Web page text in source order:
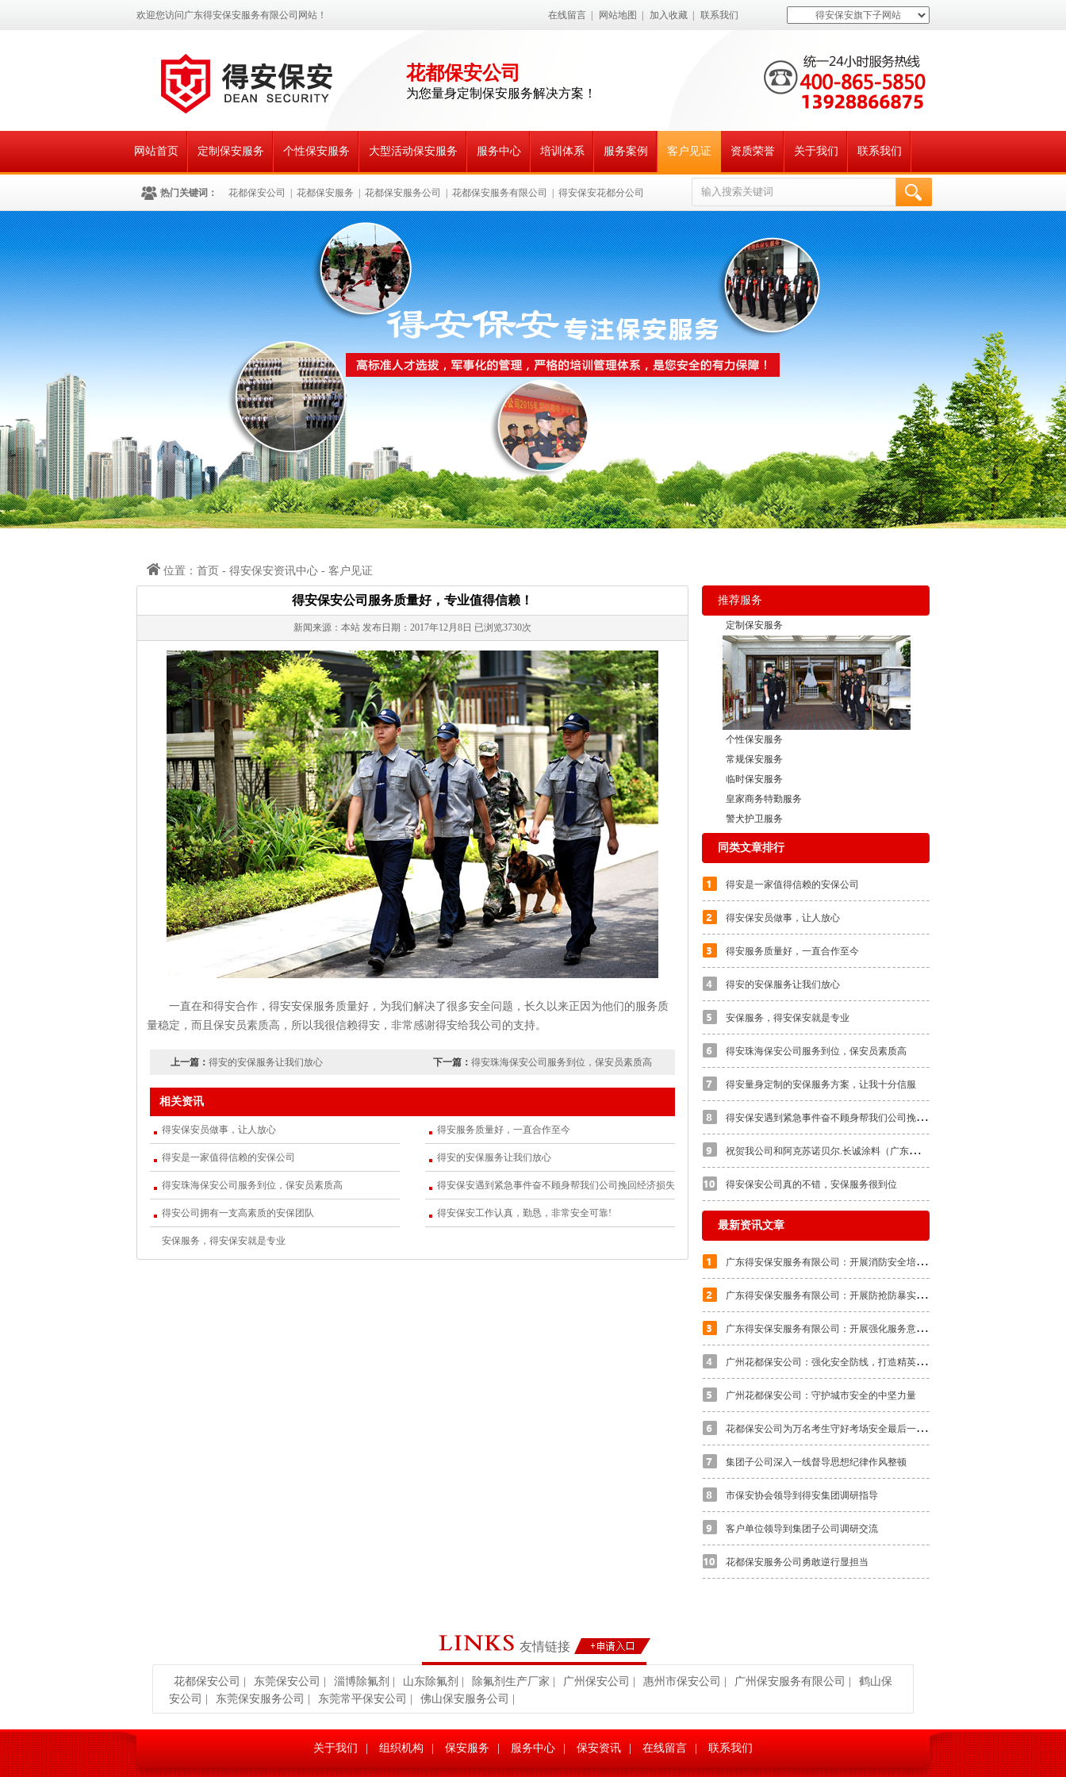
欢迎您访问广东得安保安服务有限公司网站！ 在线留言 网站地图 加入收藏 联系我们 得安保安旗下子网站
花都保安公司
为您量身定制保安服务解决方案！
网站首页 定制保安服务 个性保安服务 大型活动保安服务 服务中心 培训体系 服务案例 客户见证 资质荣誉 关于我们 联系我们
热门关键词： 花都保安公司 花都保安服务 花都保安服务公司 花都保安服务有限公司 得安保安花都分公司
位置：首页 - 得安保安资讯中心 - 客户见证
得安保安公司服务质量好，专业值得信赖！
新闻来源：本站 发布日期：2017年12月8日 已浏览3730次
一直在和得安合作，得安安保服务质量好，为我们解决了很多安全问题，长久以来正因为他们的服务质
量稳定，而且保安员素质高，所以我很信赖得安，非常感谢得安给我公司的支持。
上一篇：得安的安保服务让我们放心 下一篇：得安珠海保安公司服务到位，保安员素质高
相关资讯
得安保安员做事，让人放心 得安服务质量好，一直合作至今
得安是一家值得信赖的安保公司 得安的安保服务让我们放心
得安珠海保安公司服务到位，保安员素质高 得安保安遇到紧急事件奋不顾身帮我们公司挽回经济损失
得安公司拥有一支高素质的安保团队 得安保安工作认真，勤恳，非常安全可靠!
安保服务，得安保安就是专业
推荐服务
定制保安服务
个性保安服务
常规保安服务
临时保安服务
皇家商务特勤服务
警犬护卫服务
同类文章排行
得安是一家值得信赖的安保公司
得安保安员做事，让人放心
得安服务质量好，一直合作至今
得安的安保服务让我们放心
安保服务，得安保安就是专业
得安珠海保安公司服务到位，保安员素质高
得安量身定制的安保服务方案，让我十分信服
得
安保安遇到紧急事件奋不顾身帮我们公司挽回经济损失
祝
贺我公司和阿克苏诺贝尔.长诚涂料（广东）有限公司达成合作成功
得安保安公司真的不错，安保服务很到位
最新资讯文章
广
东得安保安服务有限公司：开展消防安全培训，提升应急处置能力
广
东得安保安服务有限公司：开展防抢防暴实战教学培训
广
东得安保安服务有限公司：开展强化服务意识，提高服务质量的专题培训
广
州花都保安公司：强化安全防线，打造精英队伍
广州花都保安公司：守护城市安全的中坚力量
花
都保安公司为万名考生守好考场安全最后一道关
集团子公司深入一线督导思想纪律作风整顿
市保安协会领导到得安集团调研指导
客户单位领导到集团子公司调研交流
花都保安服务公司勇敢逆行显担当
友情链接
花都保安公司 东莞保安公司 淄博除氟剂 山东除氟剂 除氟剂生产厂家 广州保安公司 惠州市保安公司 广州保安服务有限公司
鹤山保
安公司
东莞保安服务公司 东莞常平保安公司 佛山保安服务公司
关于我们 组织机构 保安服务 服务中心 保安资讯 在线留言 联系我们